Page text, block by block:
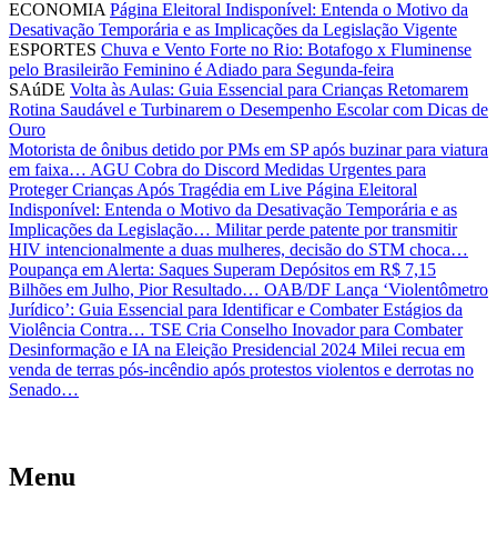
ECONOMIA Página Eleitoral Indisponível: Entenda o Motivo da
Desativação Temporária e as Implicações da Legislação Vigente
ESPORTES Chuva e Vento Forte no Rio: Botafogo x Fluminense
pelo Brasileirão Feminino é Adiado para Segunda-feira
SAúDE Volta às Aulas: Guia Essencial para Crianças Retomarem
Rotina Saudável e Turbinarem o Desempenho Escolar com Dicas de
Ouro
Motorista de ônibus detido por PMs em SP após buzinar para viatura
em faixa… AGU Cobra do Discord Medidas Urgentes para
Proteger Crianças Após Tragédia em Live Página Eleitoral
Indisponível: Entenda o Motivo da Desativação Temporária e as
Implicações da Legislação… Militar perde patente por transmitir
HIV intencionalmente a duas mulheres, decisão do STM choca…
Poupança em Alerta: Saques Superam Depósitos em R$ 7,15
Bilhões em Julho, Pior Resultado… OAB/DF Lança ‘Violentômetro
Jurídico’: Guia Essencial para Identificar e Combater Estágios da
Violência Contra… TSE Cria Conselho Inovador para Combater
Desinformação e IA na Eleição Presidencial 2024 Milei recua em
venda de terras pós-incêndio após protestos violentos e derrotas no
Senado…
Menu